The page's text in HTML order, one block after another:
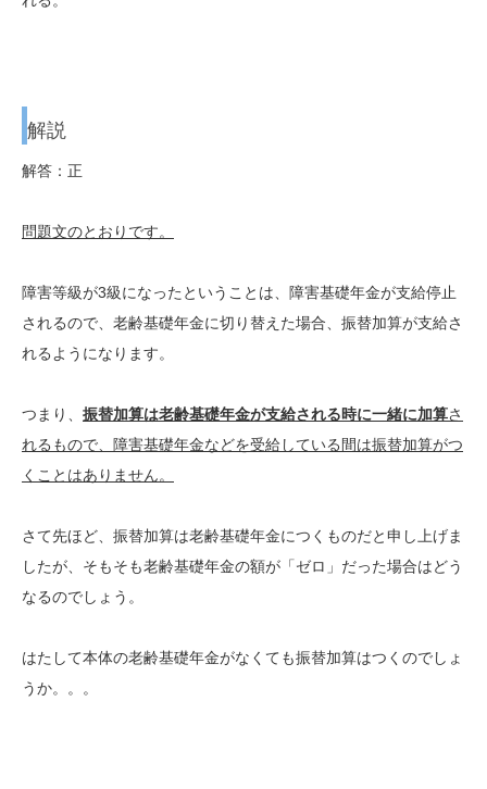
解説
解答：正
問題文のとおりです。
障害等級が3級になったということは、障害基礎年金が支給停止
されるので、老齢基礎年金に切り替えた場合、振替加算が支給さ
れるようになります。
つまり、 振替加算は老齢基礎年金が支給される時に一緒に加算さ
れるもので、障害基礎年金などを受給している間は振替加算がつ
くことはありません。
さて先ほど、振替加算は老齢基礎年金につくものだと申し上げま
したが、そもそも老齢基礎年金の額が「ゼロ」だった場合はどう
なるのでしょう。
はたして本体の老齢基礎年金がなくても振替加算はつくのでしょ
うか。。。